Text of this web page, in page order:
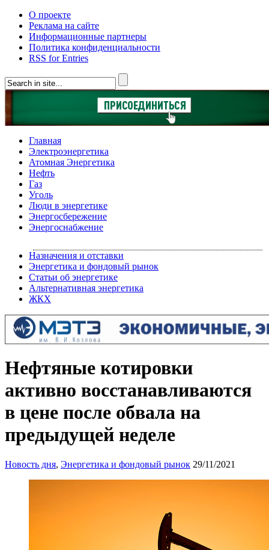
О проекте
Реклама на сайте
Информационные партнеры
Политика конфиденциальности
RSS for Entries
Главная
Электроэнергетика
Атомная Энергетика
Нефть
Газ
Уголь
Люди в энергетике
Энергосбережение
Энергоснабжение
Назначения и отставки
Энергетика и фондовый рынок
Статьи об энергетике
Альтернативная энергетика
ЖКХ
Нефтяные котировки
активно восстанавливаются
в цене после обвала на
предыдущей неделе
Новость дня, Энергетика и фондовый рынок 29/11/2021